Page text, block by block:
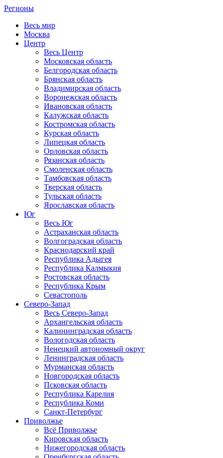
Регионы
Весь мир
Москва
Центр
Весь Центр
Московская область
Белгородская область
Брянская область
Владимирская область
Воронежская область
Ивановская область
Калужская область
Костромская область
Курская область
Липецкая область
Орловская область
Рязанская область
Смоленская область
Тамбовская область
Тверская область
Тульская область
Ярославская область
Юг
Весь Юг
Астраханская область
Волгоградская область
Краснодарский край
Республика Адыгея
Республика Калмыкия
Ростовская область
Республика Крым
Севастополь
Северо-Запад
Весь Северо-Запад
Архангельская область
Калининградская область
Вологодская область
Ненецкий автономный округ
Ленинградская область
Мурманская область
Новгородская область
Псковская область
Республика Карелия
Республика Коми
Санкт-Петербург
Приволжье
Всё Приволжье
Кировская область
Нижегородская область